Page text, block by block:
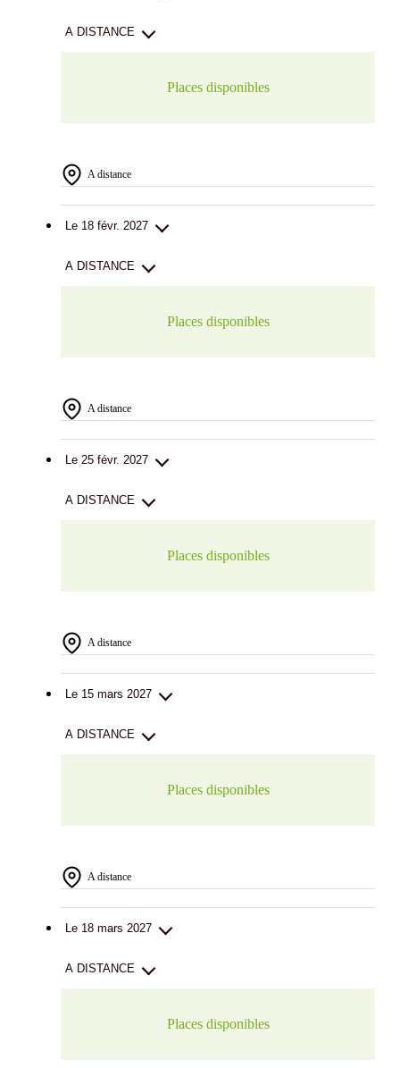
A DISTANCE
Places disponibles
A distance
Le 18 févr. 2027
A DISTANCE
Places disponibles
A distance
Le 25 févr. 2027
A DISTANCE
Places disponibles
A distance
Le 15 mars 2027
A DISTANCE
Places disponibles
A distance
Le 18 mars 2027
A DISTANCE
Places disponibles